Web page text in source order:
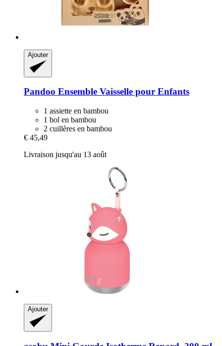
Ajouter
Pandoo Ensemble Vaisselle pour Enfants
1 assiette en bambou
1 bol en bambou
2 cuillères en bambou
€ 45,49
Livraison jusqu'au 13 août
Ajouter